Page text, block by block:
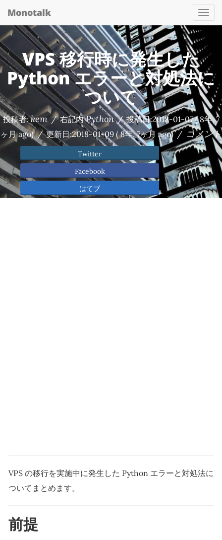
Monotalk
VPS 移行時に発生した
Python エラーと対処法に
ついて
投稿者:kem / 右記内Python / 投稿日:2018-01-07( 8年, 7
ヶ月 ago) / 更新日:2018-01-09 ( 8年, 7ヶ月 ago) / コメント
Twitter
Facebook
はてブ
VPS の移行を実施中に発生した Python エラーと対処法に
ついてまとめます。
前提